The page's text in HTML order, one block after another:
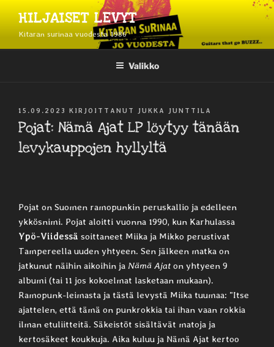
sisältöönHILJAISET LEVYT
Kitaran surinaa vuodesta 1986
Valikko
JULKAISTU
15.09.2023 KIRJOITTANUT JUKKA JUNTTILA
Pojat: Nämä Ajat LP löytyy tänään
levykauppojen hyllyltä
Pojat on Suomen ramopunkin peruskallio ja edelleen
ykkösnimi. Pojat aloitti vuonna 1990, kun Karhulassa
Ypö-Viidessä soittaneet Miika ja Mikko perustivat
Tampereella uuden yhtyeen. Sen jälkeen matka on
jatkunut näihin aikoihin ja Nämä Ajat on yhtyeen 9
albumi (tai 11 jos kokoelmat lasketaan mukaan).
Ramopunk-leimasta ja tästä levystä Miika tuumaa: ”Itse
ajattelen, että tämä on punkrokkia tai ihan vaan rokkia
ilman etuliitteitä. Säkeistöt sisältävät matoja ja
kertosäkeet koukkuja. Aika kuluu ja Nämä Ajat kertoo